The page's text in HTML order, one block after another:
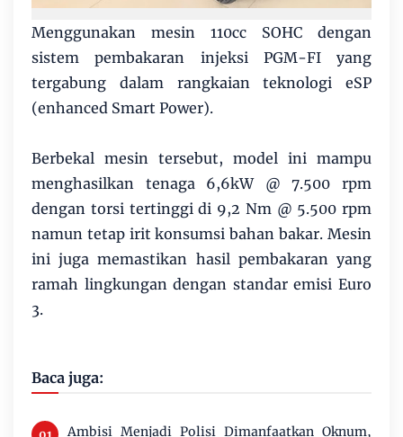
Menggunakan mesin 110cc SOHC dengan
sistem pembakaran injeksi PGM-FI yang
tergabung dalam rangkaian teknologi eSP
(enhanced Smart Power).
Berbekal mesin tersebut, model ini mampu
menghasilkan tenaga 6,6kW @ 7.500 rpm
dengan torsi tertinggi di 9,2 Nm @ 5.500 rpm
namun tetap irit konsumsi bahan bakar. Mesin
ini juga memastikan hasil pembakaran yang
ramah lingkungan dengan standar emisi Euro
3.
Baca juga:
Ambisi Menjadi Polisi Dimanfaatkan Oknum,